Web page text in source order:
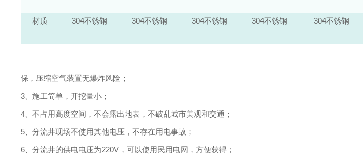
材质 304不锈钢 304不锈钢 304不锈钢 304不锈钢 304不锈钢
保，压缩空气装置无爆炸风险；
3、施工简单，开挖量小；
4、不占用高度空间，不会露出地表，不破乱城市美观和交通；
5、分流井现场不使用其他电压，不存在用电事故；
6、分流井的供电电压为220V，可以使用民用电网，方便获得；